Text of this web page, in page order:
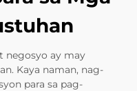
negosyo ay may
Kaya naman, nag-
para sa pag-